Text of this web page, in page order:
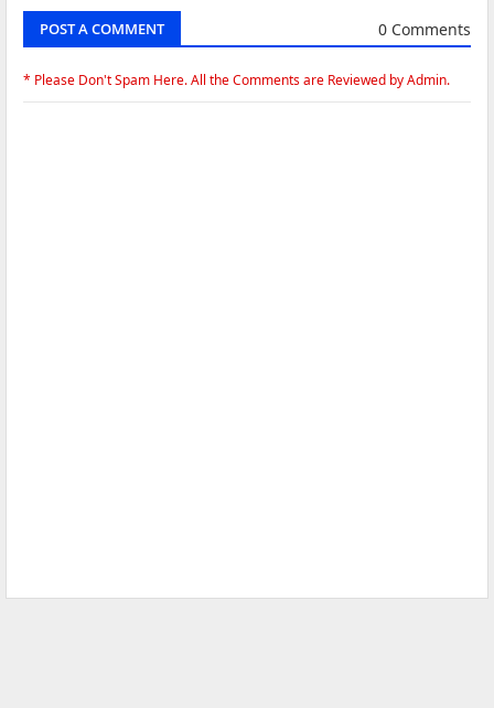
POST A COMMENT 0 Comments
* Please Don't Spam Here. All the Comments are Reviewed by Admin.